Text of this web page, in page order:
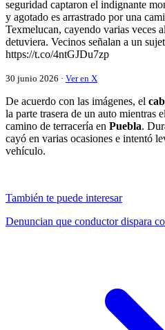
seguridad captaron el indignante
y agotado es arrastrado por una
Texmelucan, cayendo varias veces
detuviera. Vecinos señalan a un
https://t.co/4ntGJDu7zp
30 junio 2026 · Ver en X
De acuerdo con las imágenes, el
la parte trasera de un auto mientras
camino de terracería en Puebla.
cayó en varias ocasiones e intentó
vehículo.
También te puede interesar
Denuncian que conductor dispara